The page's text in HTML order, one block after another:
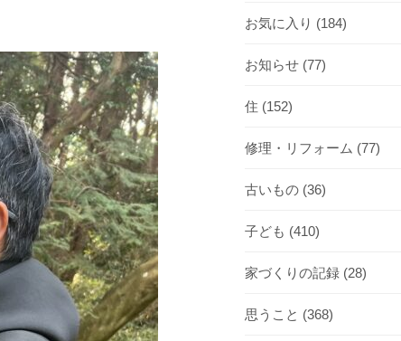
お気に入り (184)
お知らせ (77)
住 (152)
修理・リフォーム (77)
古いもの (36)
子ども (410)
家づくりの記録 (28)
思うこと (368)